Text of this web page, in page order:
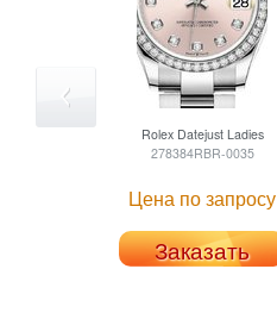
RolexDatejust Ladies
278384RBR-0035
Цена по запросу
Заказать